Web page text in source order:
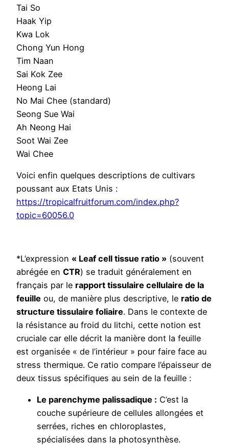
Tai So
Haak Yip
Kwa Lok
Chong Yun Hong
Tim Naan
Sai Kok Zee
Heong Lai
No Mai Chee (standard)
Seong Sue Wai
Ah Neong Hai
Soot Wai Zee
Wai Chee
Voici enfin quelques descriptions de cultivars
poussant aux Etats Unis :
https://tropicalfruitforum.com/index.php?
topic=60056.0
*L’expression « Leaf cell tissue ratio » (souvent
abrégée en CTR) se traduit généralement en
français par le rapport tissulaire cellulaire de la
feuille ou, de manière plus descriptive, le ratio de
structure tissulaire foliaire. Dans le contexte de
la résistance au froid du litchi, cette notion est
cruciale car elle décrit la manière dont la feuille
est organisée « de l’intérieur » pour faire face au
stress thermique. Ce ratio compare l’épaisseur de
deux tissus spécifiques au sein de la feuille :
Le parenchyme palissadique : C’est la
couche supérieure de cellules allongées et
serrées, riches en chloroplastes,
spécialisées dans la photosynthèse.